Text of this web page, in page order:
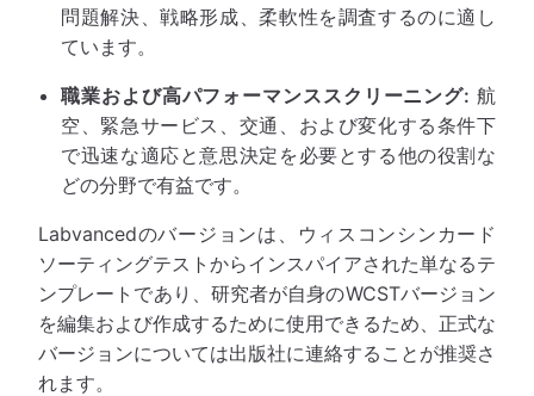
問題解決、戦略形成、柔軟性を調査するのに適し
ています。
職業および高パフォーマンススクリーニング: 航
空、緊急サービス、交通、および変化する条件下
で迅速な適応と意思決定を必要とする他の役割な
どの分野で有益です。
Labvancedのバージョンは、ウィスコンシンカード
ソーティングテストからインスパイアされた単なるテ
ンプレートであり、研究者が自身のWCSTバージョン
を編集および作成するために使用できるため、正式な
バージョンについては出版社に連絡することが推奨さ
れます。